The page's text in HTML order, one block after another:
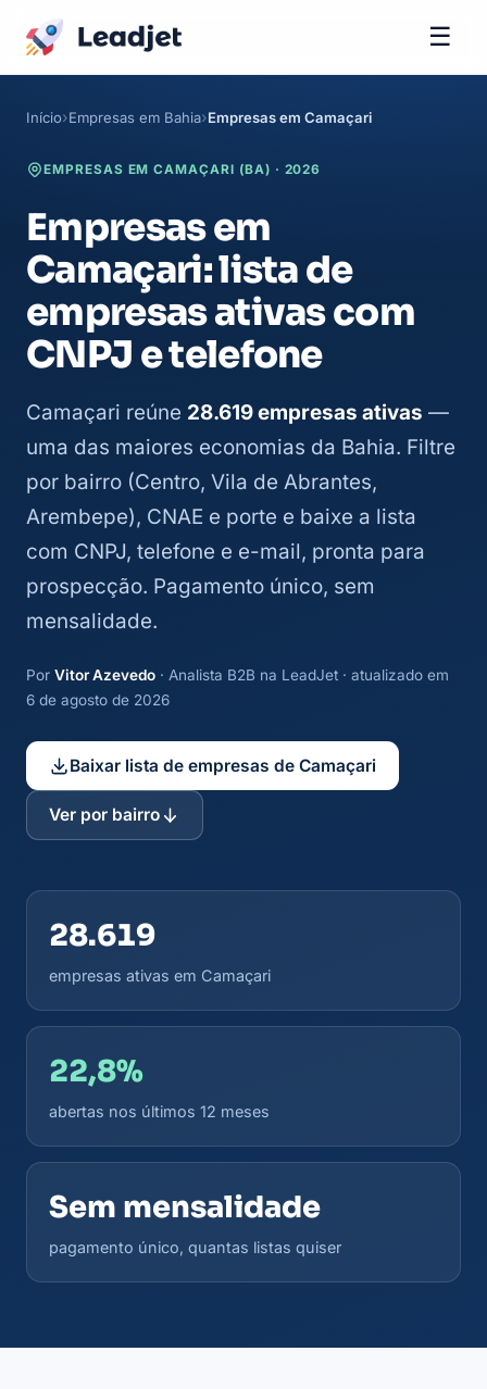
☰
Início Empresas em Bahia Empresas em Camaçari
EMPRESAS EM CAMAÇARI (BA) · 2026
Empresas em
Camaçari: lista de
empresas ativas com
CNPJ e telefone
Camaçari reúne 28.619 empresas ativas —
uma das maiores economias da Bahia. Filtre
por bairro (Centro, Vila de Abrantes,
Arembepe), CNAE e porte e baixe a lista
com CNPJ, telefone e e-mail, pronta para
prospecção. Pagamento único, sem
mensalidade.
Por Vitor Azevedo · Analista B2B na LeadJet · atualizado em
6 de agosto de 2026
Baixar lista de empresas de Camaçari
Ver por bairro
28.619
empresas ativas em Camaçari
22,8%
abertas nos últimos 12 meses
Sem mensalidade
pagamento único, quantas listas quiser